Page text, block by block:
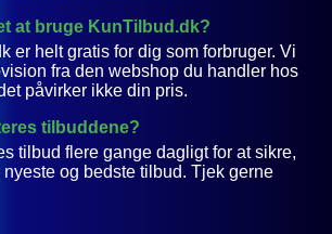
at bruge KunTilbud.dk?
er helt gratis for dig som forbruger. Vi
fra den webshop du handler hos
påvirker ikke din pris.
tilbuddene?
tilbud flere gange dagligt for at sikre,
og bedste tilbud. Tjek gerne